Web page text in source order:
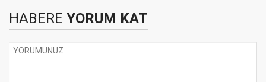
HABERE YORUM KAT